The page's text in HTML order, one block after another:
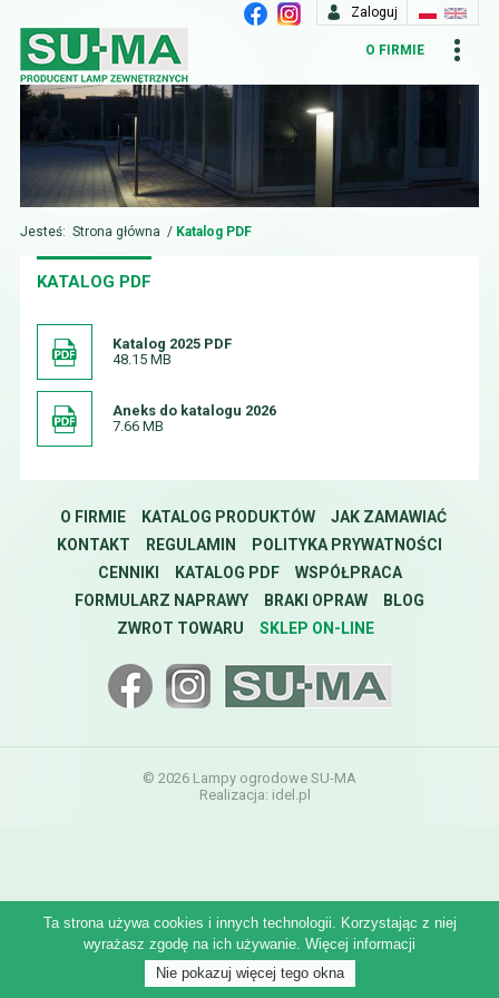
Zaloguj
O FIRMIE
Jesteś: Strona główna / Katalog PDF
KATALOG PDF
Katalog 2025 PDF
48.15 MB
Aneks do katalogu 2026
7.66 MB
O FIRMIE KATALOG PRODUKTÓW
JAK ZAMAWIAĆ
KONTAKT
REGULAMIN
POLITYKA PRYWATNOŚCI
CENNIKI
KATALOG PDF
WSPÓŁPRACA
FORMULARZ NAPRAWY
BRAKI OPRAW
BLOG
ZWROT TOWARU
SKLEP ON-LINE
© 2026 Lampy ogrodowe SU-MA
Realizacja: idel.pl
Ta strona używa cookies i innych technologii. Korzystając z niej
wyrażasz zgodę na ich używanie. Więcej informacji